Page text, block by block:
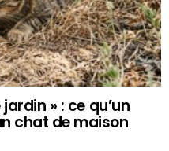
» : ce qu’un
chat de maison